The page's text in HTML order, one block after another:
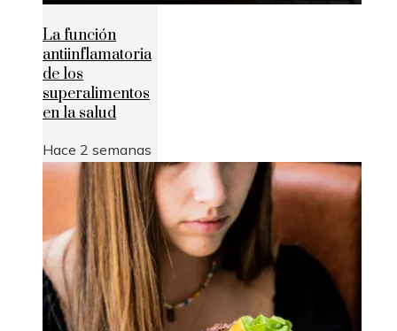
La función
antiinflamatoria
de los
superalimentos
en la salud
Hace 2 semanas